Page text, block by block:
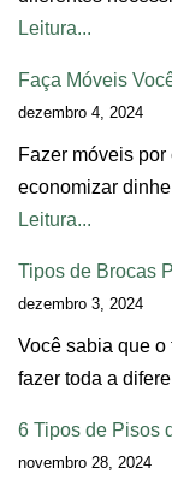
Leitura...
Faça Móveis
dezembro 4, 2024
Fazer móveis
economizar
Leitura...
Tipos de Brocas
dezembro 3, 2024
Você sabia que
fazer toda a
6 Tipos de Pisos
novembro 28, 2024